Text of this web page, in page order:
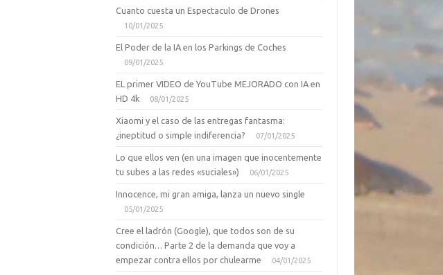
Cuanto cuesta un Espectaculo de Drones
10/01/2025
El Poder de la IA en los Parkings de Coches
09/01/2025
EL primer VIDEO de YouTube MEJORADO con IA en
HD 4k
08/01/2025
Xiaomi y el caso de las entregas fantasma:
¿ineptitud o simple indiferencia?
07/01/2025
Lo que ellos ven (en una imagen que inocentemente
tu subes a las redes «suciales»)
06/01/2025
Innocence, mi gran amiga, lanza un nuevo single
05/01/2025
Cree el ladrón (Google), que todos son de su
condición… Parte 2 de la demanda que voy a
empezar contra ellos por chulearme
04/01/2025